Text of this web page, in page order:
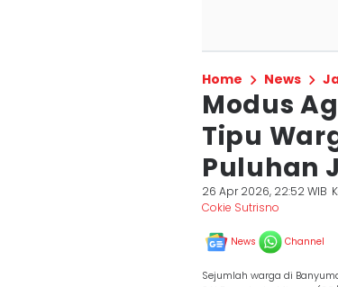
Home News
Modus
Tipu
Puluhan
26 Apr 2026, 22:52 WIB
Cokie Sutrisno
News Channel
Sejumlah warga di